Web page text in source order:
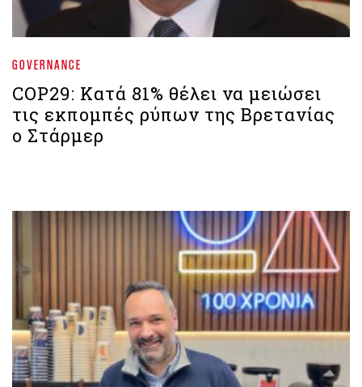
GOVERNANCE
COP29: Κατά 81% θέλει να μειώσει
τις εκπομπές ρύπων της Βρετανίας
ο Στάρμερ